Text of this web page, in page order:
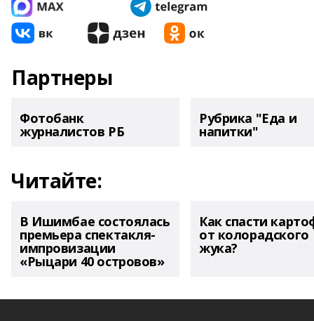
Партнеры
Фотобанк
журналистов РБ
Рубрика "Еда и
напитки"
Читайте:
В Ишимбае состоялась
премьера спектакля-
импровизации
«Рыцари 40 островов»
Как спасти
от колорадского
жука?